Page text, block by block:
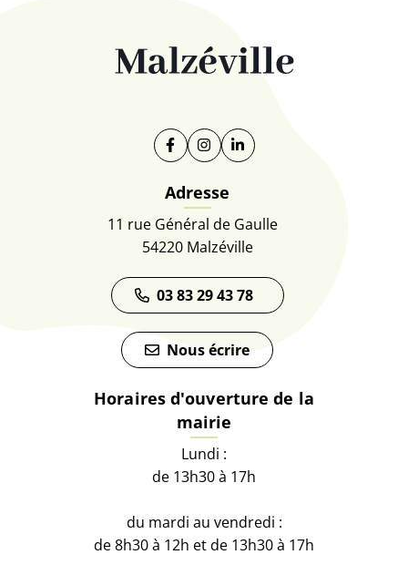
Facebook
(ouverture dans un nouvel onglet)
Instagram
(ouverture dans un nouvel
Linkedin
(ouverture dans un
Adresse
11 rue Général de Gaulle
54220 Malzéville
03 83 29 43 78
Nous écrire
Horaires d'ouverture de la
mairie
Lundi :
de 13h30 à 17h
du mardi au vendredi :
de 8h30 à 12h et de 13h30 à 17h